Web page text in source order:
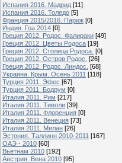
Испания 2016. Мадрид [11]
Испания 2016. Толедо [5]
Франция 2015/2016. Париж [0]
Индия. Гоа 2014 [0]
Греция 2012. Родос. Фалираки [49]
Греция 2012. Цветы Родоса [19]
Греция 2012. Столица Родоса. [0]
Греция 2012. Остров Родос. [26]
Греция 2012. Родос. Линдос. [68]
Украина. Крым. Осень 2011 [118]
Турция 2011. Эфес [67]
Турция 2011. Бодрум [0]
Италия 2011. Рим [217]
Италия 2011. Тиволи [39]
Италия 2011. Флоренция [0]
Италия 2011. Венеция [73]
Италия 2011. Милан [26]
Эстония. Таллинн 2010-2011 [167]
ОАЭ - 2010 [60]
Вьетнам 2010 [192]
Австрия. Вена 2010 [95]